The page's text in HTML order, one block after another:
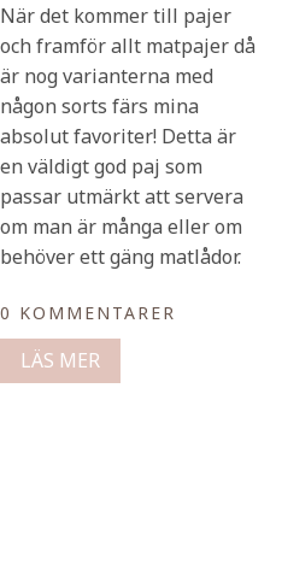
När det kommer till pajer
och framför allt matpajer då
är nog varianterna med
någon sorts färs mina
absolut favoriter! Detta är
en väldigt god paj som
passar utmärkt att servera
om man är många eller om
behöver ett gäng matlådor.
0 KOMMENTARER
LÄS MER